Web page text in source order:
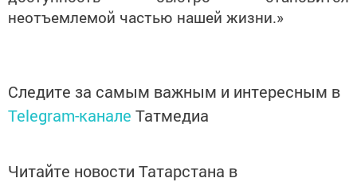
неотъемлемой частью нашей жизни.»
Следите за самым важным и интересным в
Telegram-канале Татмедиа
Читайте новости Татарстана в